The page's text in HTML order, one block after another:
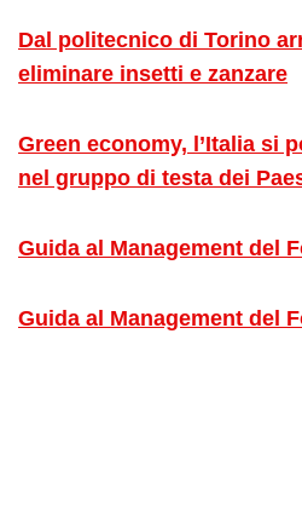
Dal politecnico di Torino
eliminare insetti e zanzare
Green economy, l’Italia si
nel gruppo di testa dei
Guida al Management del
Guida al Management del